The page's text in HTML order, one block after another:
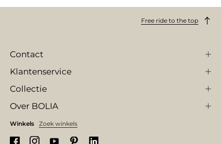
Free ride to the top
Contact
Klantenservice
Collectie
Over BOLIA
Winkels Zoek winkels